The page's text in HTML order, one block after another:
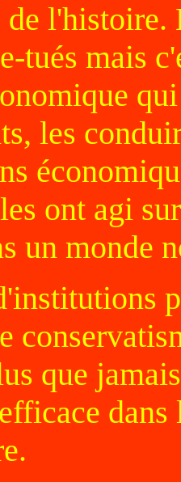
l'histoire.
tués mais
les
ont agi
un monde
que